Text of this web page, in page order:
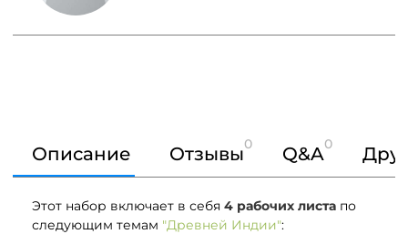
Описание Отзывы0 Q&A0
Этот набор включает в себя 4 рабочих листа по
следующим темам "Древней Индии":